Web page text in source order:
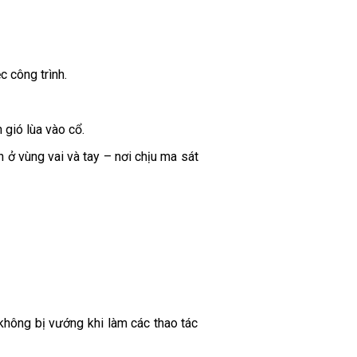
công trình.
gió lùa vào cổ.
ở vùng vai và tay – nơi chịu ma sát
bị vướng khi làm các thao tác